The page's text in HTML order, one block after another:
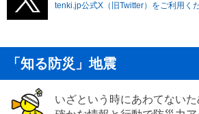
tenki.jp公式X（旧Twitter）をご利用くだ
「知る防災」地震
いざという時にあわてないた